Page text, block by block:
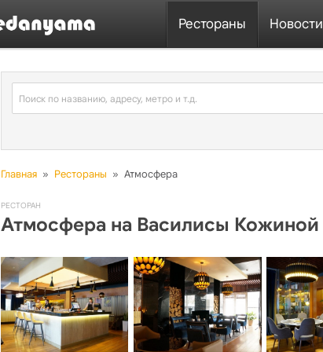
Рестораны Новости
Главная » Рестораны » Атмосфера
РЕСТОРАН
Атмосфера на Василисы Кожиной